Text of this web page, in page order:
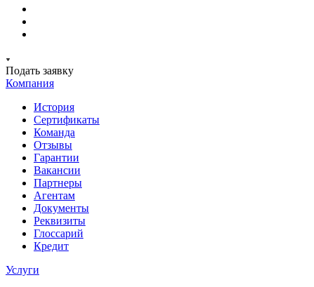
Подать заявку
Компания
История
Сертификаты
Команда
Отзывы
Гарантии
Вакансии
Партнеры
Агентам
Документы
Реквизиты
Глоссарий
Кредит
Услуги